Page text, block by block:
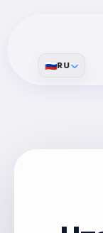
🇷🇺RU